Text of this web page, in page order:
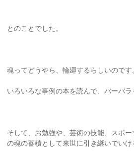
とのことでした。
魂ってどうやら、輪廻するらしいのです
いろいろな事例の本を読んで、バーバラ
そして、お勉強や、芸術の技能、スポ
の魂の蓄積として来世に引き継いでいけ